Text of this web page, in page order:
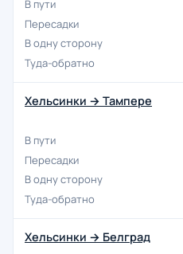
Хельсинки → Тампере
Хельсинки → Белград